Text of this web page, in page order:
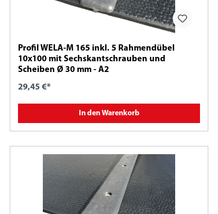
Profil WELA-M 165 inkl. 5 Rahmendübel
10x100 mit Sechskantschrauben und
Scheiben Ø 30 mm - A2
29,45 €*
In den Warenkorb